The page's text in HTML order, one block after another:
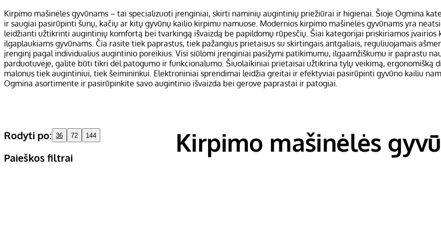
Kirpimo mašinėlės gyvūnams – tai specializuoti įrenginiai, skirti naminių augintinių priežiūrai ir higienai. Šioje Ogmina
ir saugiai pasirūpinti šunų, kačių ar kitų gyvūnų kailio kirpimu namuose. Modernios kirpimo mašinėlės gyvūnams yra
leidžianti užtikrinti augintinių komfortą bei tvarkingą išvaizdą be papildomų rūpesčių. Šiai kategorijai priskiriamos
ilgaplaukiams gyvūnams. Čia rasite tiek paprastus, tiek pažangius prietaisus su skirtingais antgaliais, reguliuojamais
įrenginį pagal individualius augintinio poreikius. Visi siūlomi įrenginiai pasižymi patikimumu, ilgaamžiškumu ir paprastu
parduotuvėje, galite būti tikri dėl patogumo ir funkcionalumo. Šiuolaikiniai prietaisai užtikrina tylų veikimą, ergonomišką
malonus tiek augintiniui, tiek šeimininkui. Elektroniniai sprendimai leidžia greitai ir efektyviai pasirūpinti gyvūno kailiu
Ogmina asortimente ir pasirūpinkite savo augintinio išvaizda bei gerove paprastai ir patogiai.
Rodyti po: 36 72 144
Paieškos filtrai
Kirpimo mašinėlės